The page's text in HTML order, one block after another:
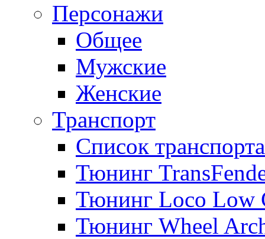
Персонажи
Общее
Мужские
Женские
Транспорт
Список транспорта
Тюнинг
Тюнинг Loco Low
Тюнинг Wheel